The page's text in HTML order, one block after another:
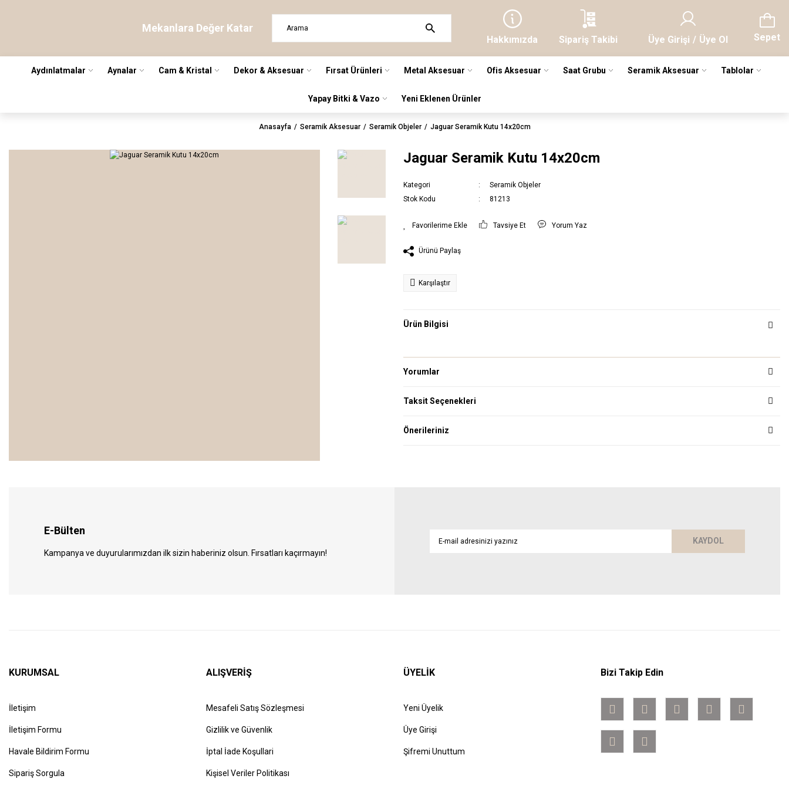
Mekanlara Değer Katar
Hakkımızda Sipariş Takibi Üye Girişi / Üye Ol Sepet
Aydınlatmalar Aynalar Cam & Kristal Dekor & Aksesuar Fırsat Ürünleri Metal Aksesuar Ofis Aksesuar Saat Grubu Seramik Aksesuar Tablolar
Yapay Bitki & Vazo Yeni Eklenen Ürünler
Anasayfa Seramik Aksesuar Seramik Objeler Jaguar Seramik Kutu 14x20cm
Jaguar Seramik Kutu 14x20cm
Kategori
Seramik Objeler
Stok Kodu
81213
Tavsiye Et Yorum Yaz
Ürünü Paylaş
Karşılaştır
Ürün Bilgisi
Yorumlar
Taksit Seçenekleri
Önerileriniz
E-Bülten
Kampanya ve duyurularımızdan ilk sizin haberiniz olsun. Fırsatları kaçırmayın!
KAYDOL
KURUMSAL
İletişim
İletişim Formu
Havale Bildirim Formu
Sipariş Sorgula
ALIŞVERİŞ
Mesafeli Satış Sözleşmesi
Gizlilik ve Güvenlik
İptal İade Koşullari
Kişisel Veriler Politikası
ÜYELİK
Yeni Üyelik
Üye Girişi
Şifremi Unuttum
Bizi Takip Edin